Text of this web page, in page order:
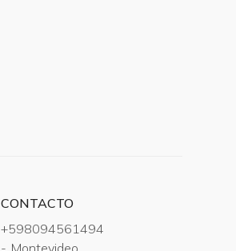
CONTACTO
+598094561494